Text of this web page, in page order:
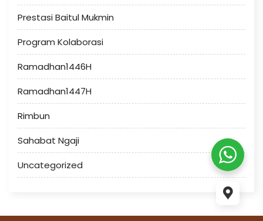
Prestasi Baitul Mukmin
Program Kolaborasi
Ramadhan1446H
Ramadhan1447H
Rimbun
Sahabat Ngaji
Uncategorized